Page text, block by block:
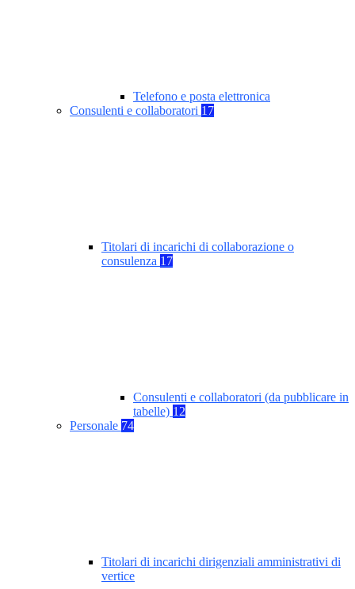
Telefono e posta elettronica
Consulenti e collaboratori 17
Titolari di incarichi di collaborazione o
consulenza 17
Consulenti e collaboratori (da pubblicare in
tabelle) 12
Personale 74
Titolari di incarichi dirigenziali amministrativi di
vertice